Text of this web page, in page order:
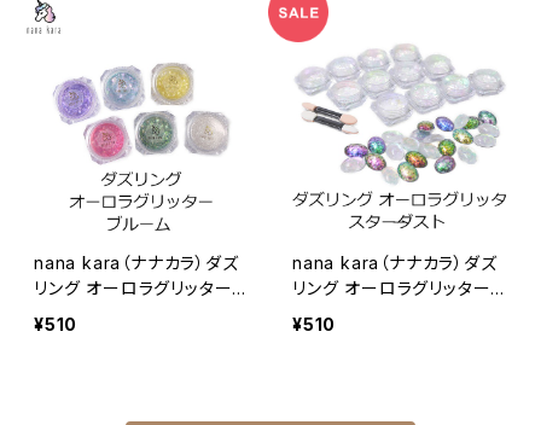
nana kara（ナナカラ）ダズ
リング オーロラグリッター
ブルーム
¥510
nana kara（ナナカラ）ダズ
リング オーロラグリッター
スターダスト
¥510